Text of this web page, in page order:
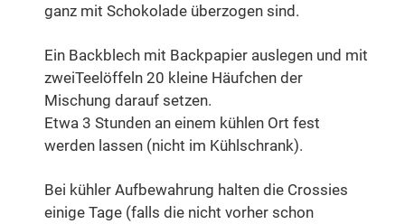
ganz mit Schokolade überzogen sind.
Ein Backblech mit Backpapier auslegen und mit
zweiTeelöffeln 20 kleine Häufchen der
Mischung darauf setzen.
Etwa 3 Stunden an einem kühlen Ort fest
werden lassen (nicht im Kühlschrank).
Bei kühler Aufbewahrung halten die Crossies
einige Tage (falls die nicht vorher schon